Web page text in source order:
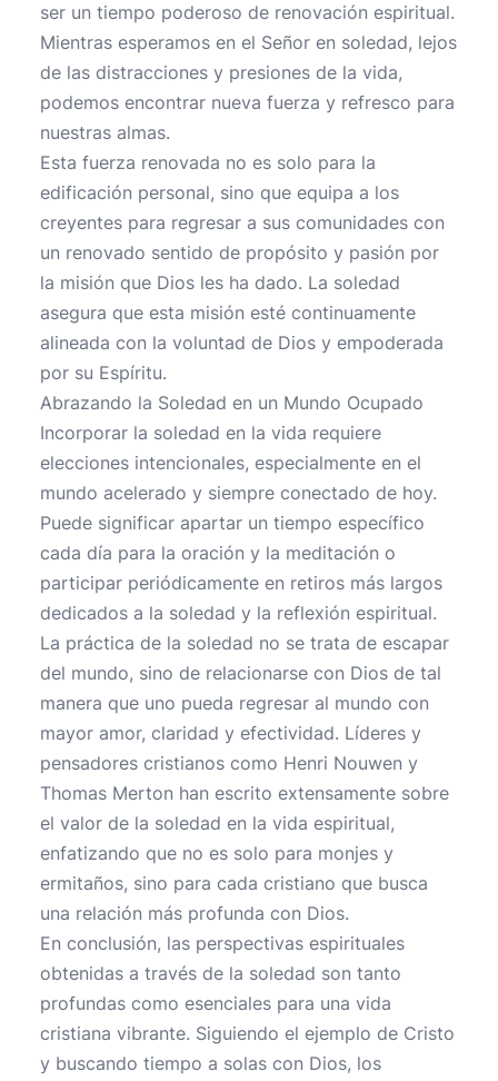
ser un tiempo poderoso de renovación espiritual.
Mientras esperamos en el Señor en soledad, lejos
de las distracciones y presiones de la vida,
podemos encontrar nueva fuerza y refresco para
nuestras almas.
Esta fuerza renovada no es solo para la
edificación personal, sino que equipa a los
creyentes para regresar a sus comunidades con
un renovado sentido de propósito y pasión por
la misión que Dios les ha dado. La soledad
asegura que esta misión esté continuamente
alineada con la voluntad de Dios y empoderada
por su Espíritu.
Abrazando la Soledad en un Mundo Ocupado
Incorporar la soledad en la vida requiere
elecciones intencionales, especialmente en el
mundo acelerado y siempre conectado de hoy.
Puede significar apartar un tiempo específico
cada día para la oración y la meditación o
participar periódicamente en retiros más largos
dedicados a la soledad y la reflexión espiritual.
La práctica de la soledad no se trata de escapar
del mundo, sino de relacionarse con Dios de tal
manera que uno pueda regresar al mundo con
mayor amor, claridad y efectividad. Líderes y
pensadores cristianos como Henri Nouwen y
Thomas Merton han escrito extensamente sobre
el valor de la soledad en la vida espiritual,
enfatizando que no es solo para monjes y
ermitaños, sino para cada cristiano que busca
una relación más profunda con Dios.
En conclusión, las perspectivas espirituales
obtenidas a través de la soledad son tanto
profundas como esenciales para una vida
cristiana vibrante. Siguiendo el ejemplo de Cristo
y buscando tiempo a solas con Dios, los